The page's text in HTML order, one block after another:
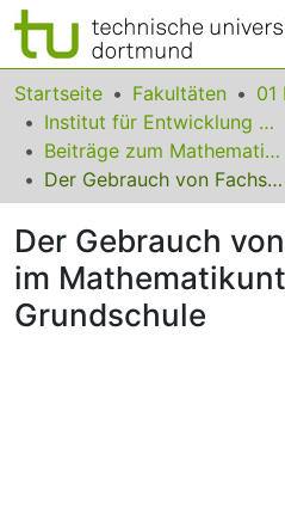
Bereiche & Sammlungen
Das gesamte Repositorium
Statistiken
FAQ
Leitlinien
Zurück zur Startseite
Startseite Fakultäten
Institut für Entwicklung und Erforschung des Mathematikunterrichts
Beiträge zum Mathematikunterricht
Der Gebrauch von Fachsprache im Mathematikunterricht der Grundschule
Der Gebrauch
im
Grundschule